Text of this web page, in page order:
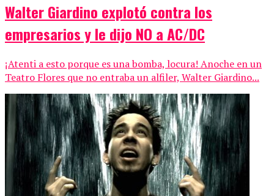
Walter Giardino explotó contra los
empresarios y le dijo NO a AC/DC
¡Atenti a esto porque es una bomba, locura! Anoche en un
Teatro Flores que no entraba un alfiler, Walter Giardino...